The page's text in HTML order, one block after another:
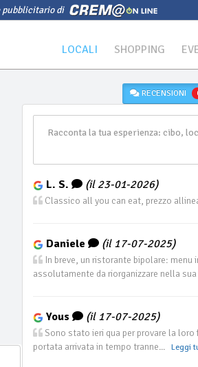
pubblicitario di
LOCALI SHOPPING
RECENSIONI
L. S. (il 23-01-2026)
Classico all you can eat, prezzo
Daniele (il 17-07-2025)
In breve, un ristorante bipolare:
assolutamente da riorganizzare nella
Yous (il 17-07-2025)
Sono stato ieri qua per provare la
portata arrivata in tempo tranne... Leggi